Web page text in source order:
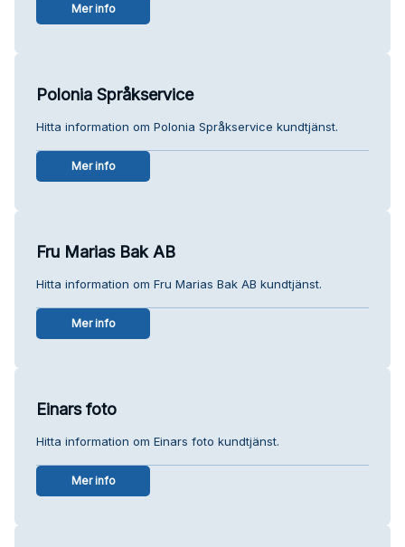
Mer info
Polonia Språkservice
Hitta information om Polonia Språkservice kundtjänst.
Mer info
Fru Marias Bak AB
Hitta information om Fru Marias Bak AB kundtjänst.
Mer info
Einars foto
Hitta information om Einars foto kundtjänst.
Mer info